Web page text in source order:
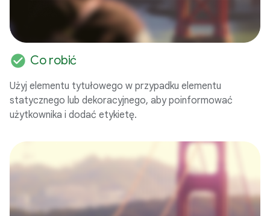
check_circle Co robić
Użyj elementu tytułowego w przypadku elementu
statycznego lub dekoracyjnego, aby poinformować
użytkownika i dodać etykietę.